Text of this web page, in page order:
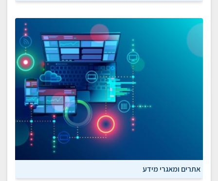
אתרים ומאגרי מידע